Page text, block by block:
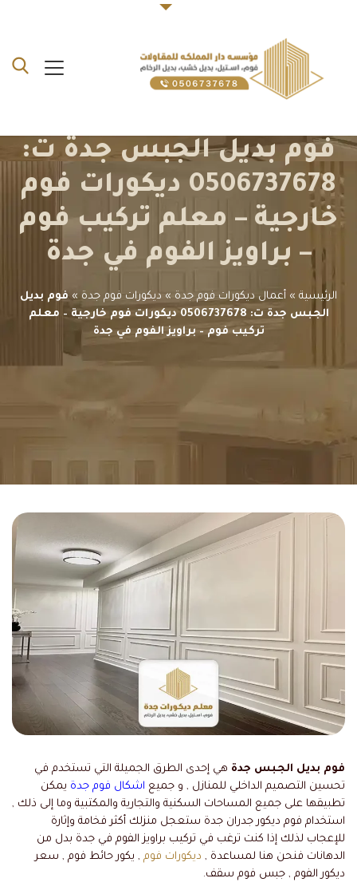
فوم بديل الجبس جدة ت:
0506737678 ديكورات فوم
خارجية – معلم تركيب فوم
– براويز الفوم في جدة
الرئيسية » أعمال ديكورات فوم جدة » ديكورات فوم جدة »فوم بديل
الجبس جدة ت: 0506737678 ديكورات فوم خارجية – معلم
تركيب فوم – براويز الفوم في جدة
فوم بديل الجبس جدة هي إحدى الطرق الجميلة التي تستخدم في
تحسين التصميم الداخلي للمنازل , و جميع اشكال فوم جدة يمكن
تطبيقها على جميع المساحات السكنية والتجارية والمكتبية وما إلى ذلك ,
استخدام فوم ديكور جدران جدة ستعجل منزلك أكثر فخامة وإثارة
للإعجاب لذلك إذا كنت ترغب في تركيب براويز الفوم في جدة بدل من
الدهانات فنحن هنا لمساعدة , ديكورات فوم , يكور حائط فوم , سعر
ديكور الفوم , جبس فوم سقف.